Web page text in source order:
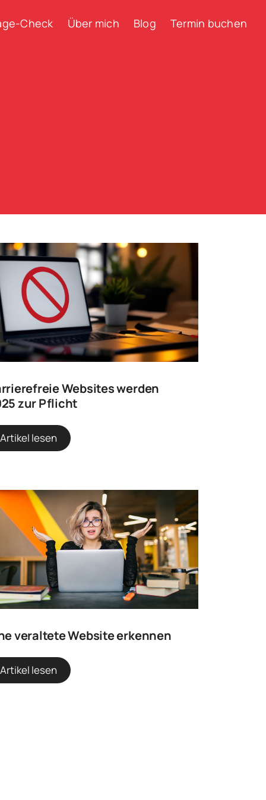
Check Über mich Blog Termin buchen
Websites werden
zur Pflicht
Artikel lesen
veraltete Website erkennen
Artikel lesen